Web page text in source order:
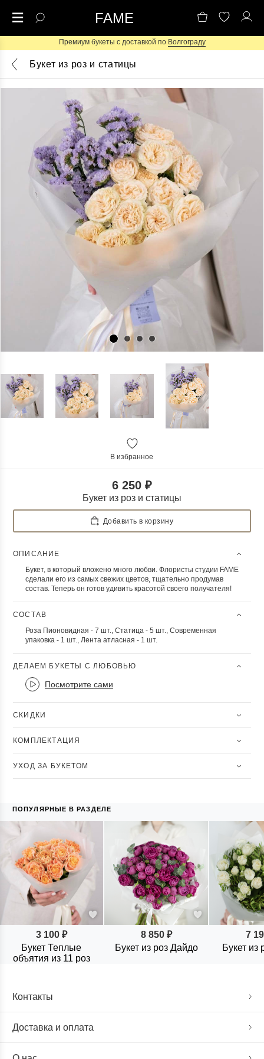
FAME
Премиум букеты с доставкой по Волгограду
Букет из роз и статицы
В избранное
6 250 ₽
Букет из роз и статицы
Добавить в корзину
ОПИСАНИЕ
Букет, в который вложено много любви. Флористы студии FAME
сделали его из самых свежих цветов, тщательно продумав
состав. Теперь он готов удивить красотой своего получателя!
СОСТАВ
Роза Пионовидная - 7 шт., Статица - 5 шт., Современная
упаковка - 1 шт., Лента атласная - 1 шт.
ДЕЛАЕМ БУКЕТЫ С ЛЮБОВЬЮ
Посмотрите сами
СКИДКИ
КОМПЛЕКТАЦИЯ
УХОД ЗА БУКЕТОМ
ПОПУЛЯРНЫЕ В РАЗДЕЛЕ
3 100 ₽
Букет Теплые
объятия из 11 роз
8 850 ₽
Букет из роз Дайдо
7
Букет из
Контакты
Доставка и оплата